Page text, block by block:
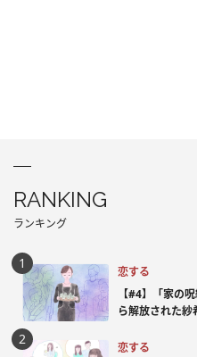
RANKING
ランキング
恋する
【#4】「家の
ら解放された紗
恋する